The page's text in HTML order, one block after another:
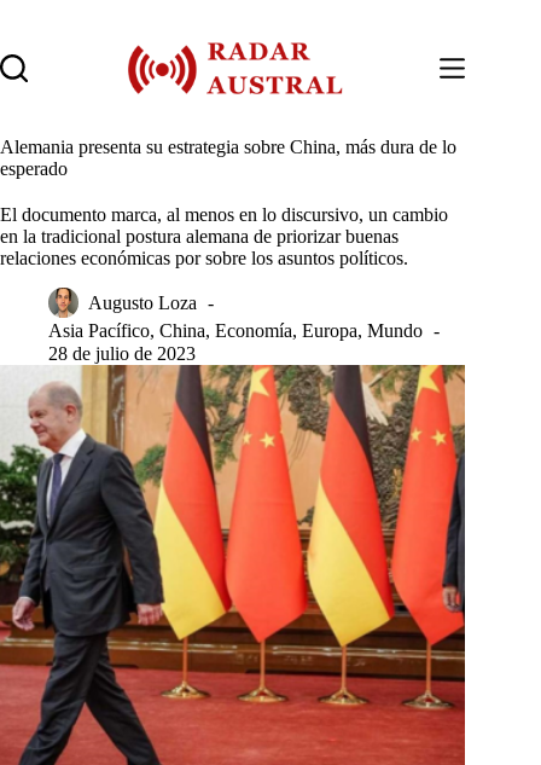
contenido
Alemania presenta su estrategia sobre China, más dura de lo
esperado
El documento marca, al menos en lo discursivo, un cambio
en la tradicional postura alemana de priorizar buenas
relaciones económicas por sobre los asuntos políticos.
Augusto Loza
Asia Pacífico, China, Economía, Europa, Mundo
28 de julio de 2023